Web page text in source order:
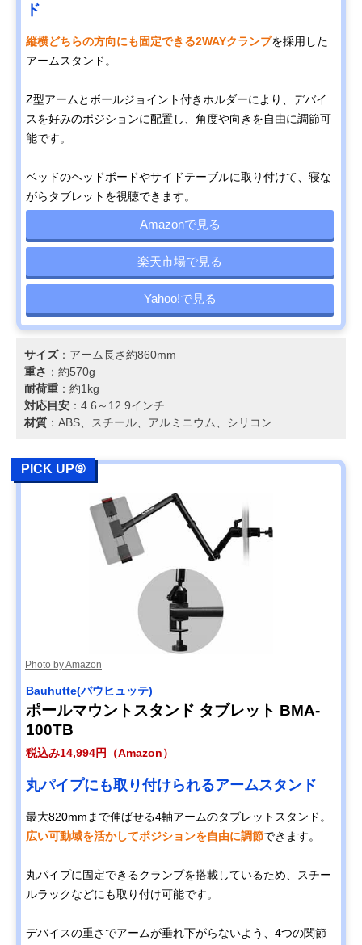
ド
縦横どちらの方向にも固定できる2WAYクランプを採用した
アームスタンド。
Z型アームとボールジョイント付きホルダーにより、デバイ
スを好みのポジションに配置し、角度や向きを自由に調節可
能です。
ベッドのヘッドボードやサイドテーブルに取り付けて、寝な
がらタブレットを視聴できます。
Amazonで見る
楽天市場で見る
Yahoo!で見る
サイズ：アーム長さ約860mm
重さ ：約570g
耐荷重 ：約1kg
対応目安 ：4.6～12.9インチ
材質 ：ABS、スチール、アルミニウム、シリコン
PICK UP⑨
Photo by Amazon
Bauhutte(バウヒュッテ)
ポールマウントスタンド タブレット BMA-
100TB
税込み14,994円（Amazon）
丸パイプにも取り付けられるアームスタンド
最大820mmまで伸ばせる4軸アームのタブレットスタンド。
広い可動域を活かしてポジションを自由に調節できます。
丸パイプに固定できるクランプを搭載しているため、スチー
ルラックなどにも取り付け可能です。
デバイスの重さでアームが垂れ下がらないよう、4つの関節